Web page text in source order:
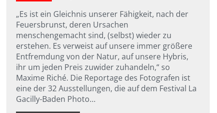
„Es ist ein Gleichnis unserer Fähigkeit, nach der
Feuersbrunst, deren Ursachen
menschengemacht sind, (selbst) wieder zu
erstehen. Es verweist auf unsere immer größere
Entfremdung von der Natur, auf unsere Hybris,
ihr um jeden Preis zuwider zuhandeln,“ so
Maxime Riché. Die Reportage des Fotografen ist
eine der 32 Ausstellungen, die auf dem Festival La
Gacilly-Baden Photo…